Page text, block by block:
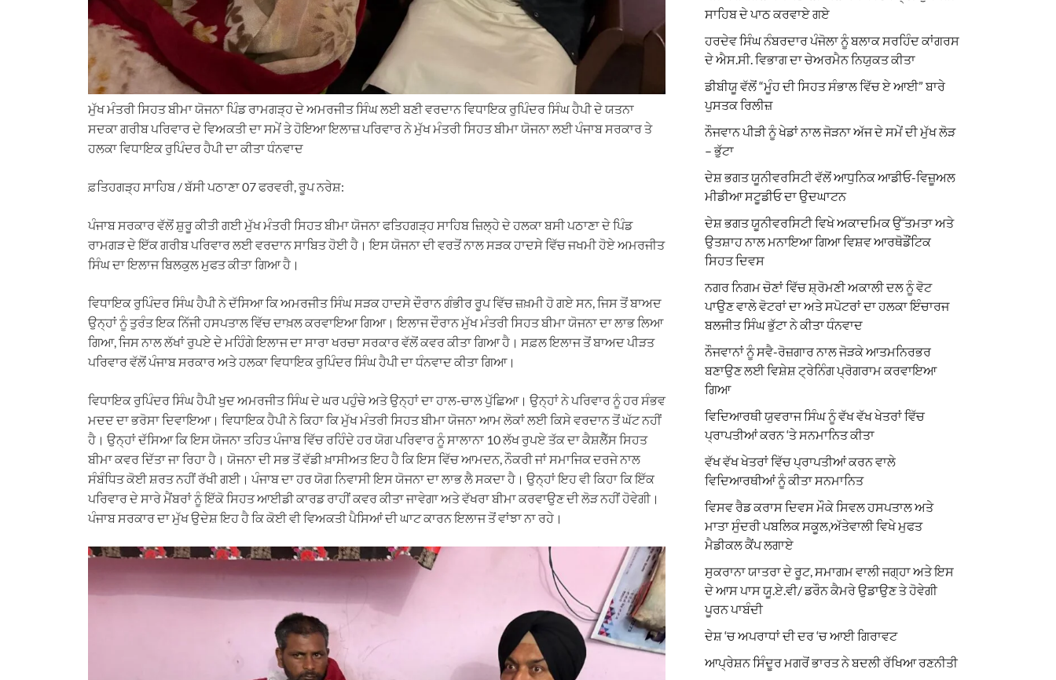
ਮੁੱਖ ਮੰਤਰੀ ਸਿਹਤ ਬੀਮਾ ਯੋਜਨਾ ਪਿੰਡ ਰਾਮਗੜ੍ਹ ਦੇ ਅਮਰਜੀਤ ਸਿੰਘ ਲਈ ਬਣੀ ਵਰਦਾਨ ਵਿਧਾਇਕ ਰੁਪਿੰਦਰ ਸਿੰਘ ਹੈਪੀ ਦੇ ਯਤਨਾ
ਸਦਕਾ ਗਰੀਬ ਪਰਿਵਾਰ ਦੇ ਵਿਅਕਤੀ ਦਾ ਸਮੇਂ ਤੇ ਹੋਇਆ ਇਲਾਜ਼ ਪਰਿਵਾਰ ਨੇ ਮੁੱਖ ਮੰਤਰੀ ਸਿਹਤ ਬੀਮਾ ਯੋਜਨਾ ਲਈ ਪੰਜਾਬ ਸਰਕਾਰ ਤੇ
ਹਲਕਾ ਵਿਧਾਇਕ ਰੁਪਿੰਦਰ ਹੈਪੀ ਦਾ ਕੀਤਾ ਧੰਨਵਾਦ
ਫ਼ਤਿਹਗੜ੍ਹ ਸਾਹਿਬ / ਬੱਸੀ ਪਠਾਣਾ 07 ਫਰਵਰੀ, ਰੂਪ ਨਰੇਸ਼:
ਪੰਜਾਬ ਸਰਕਾਰ ਵੱਲੋਂ ਸ਼ੁਰੂ ਕੀਤੀ ਗਈ ਮੁੱਖ ਮੰਤਰੀ ਸਿਹਤ ਬੀਮਾ ਯੋਜਨਾ ਫਤਿਹਗੜ੍ਹ ਸਾਹਿਬ ਜ਼ਿਲ੍ਹੇ ਦੇ ਹਲਕਾ ਬਸੀ ਪਠਾਣਾ ਦੇ ਪਿੰਡ
ਰਾਮਗੜ ਦੇ ਇੱਕ ਗਰੀਬ ਪਰਿਵਾਰ ਲਈ ਵਰਦਾਨ ਸਾਬਿਤ ਹੋਈ ਹੈ। ਇਸ ਯੋਜਨਾ ਦੀ ਵਰਤੋਂ ਨਾਲ ਸੜਕ ਹਾਦਸੇ ਵਿੱਚ ਜਖਮੀ ਹੋਏ ਅਮਰਜੀਤ
ਸਿੰਘ ਦਾ ਇਲਾਜ ਬਿਲਕੁਲ ਮੁਫਤ ਕੀਤਾ ਗਿਆ ਹੈ।
ਵਿਧਾਇਕ ਰੁਪਿੰਦਰ ਸਿੰਘ ਹੈਪੀ ਨੇ ਦੱਸਿਆ ਕਿ ਅਮਰਜੀਤ ਸਿੰਘ ਸੜਕ ਹਾਦਸੇ ਦੌਰਾਨ ਗੰਭੀਰ ਰੂਪ ਵਿੱਚ ਜ਼ਖ਼ਮੀ ਹੋ ਗਏ ਸਨ, ਜਿਸ ਤੋਂ ਬਾਅਦ
ਉਨ੍ਹਾਂ ਨੂੰ ਤੁਰੰਤ ਇਕ ਨਿੱਜੀ ਹਸਪਤਾਲ ਵਿੱਚ ਦਾਖ਼ਲ ਕਰਵਾਇਆ ਗਿਆ। ਇਲਾਜ ਦੌਰਾਨ ਮੁੱਖ ਮੰਤਰੀ ਸਿਹਤ ਬੀਮਾ ਯੋਜਨਾ ਦਾ ਲਾਭ ਲਿਆ
ਗਿਆ, ਜਿਸ ਨਾਲ ਲੱਖਾਂ ਰੁਪਏ ਦੇ ਮਹਿੰਗੇ ਇਲਾਜ ਦਾ ਸਾਰਾ ਖਰਚਾ ਸਰਕਾਰ ਵੱਲੋਂ ਕਵਰ ਕੀਤਾ ਗਿਆ ਹੈ। ਸਫ਼ਲ ਇਲਾਜ ਤੋਂ ਬਾਅਦ ਪੀੜਤ
ਪਰਿਵਾਰ ਵੱਲੋਂ ਪੰਜਾਬ ਸਰਕਾਰ ਅਤੇ ਹਲਕਾ ਵਿਧਾਇਕ ਰੁਪਿੰਦਰ ਸਿੰਘ ਹੈਪੀ ਦਾ ਧੰਨਵਾਦ ਕੀਤਾ ਗਿਆ।
ਵਿਧਾਇਕ ਰੁਪਿੰਦਰ ਸਿੰਘ ਹੈਪੀ ਖੁਦ ਅਮਰਜੀਤ ਸਿੰਘ ਦੇ ਘਰ ਪਹੁੰਚੇ ਅਤੇ ਉਨ੍ਹਾਂ ਦਾ ਹਾਲ-ਚਾਲ ਪੁੱਛਿਆ। ਉਨ੍ਹਾਂ ਨੇ ਪਰਿਵਾਰ ਨੂੰ ਹਰ ਸੰਭਵ
ਮਦਦ ਦਾ ਭਰੋਸਾ ਦਿਵਾਇਆ। ਵਿਧਾਇਕ ਹੈਪੀ ਨੇ ਕਿਹਾ ਕਿ ਮੁੱਖ ਮੰਤਰੀ ਸਿਹਤ ਬੀਮਾ ਯੋਜਨਾ ਆਮ ਲੋਕਾਂ ਲਈ ਕਿਸੇ ਵਰਦਾਨ ਤੋਂ ਘੱਟ ਨਹੀਂ
ਹੈ। ਉਨ੍ਹਾਂ ਦੱਸਿਆ ਕਿ ਇਸ ਯੋਜਨਾ ਤਹਿਤ ਪੰਜਾਬ ਵਿੱਚ ਰਹਿੰਦੇ ਹਰ ਯੋਗ ਪਰਿਵਾਰ ਨੂੰ ਸਾਲਾਨਾ 10 ਲੱਖ ਰੁਪਏ ਤੱਕ ਦਾ ਕੈਸ਼ਲੈੱਸ ਸਿਹਤ
ਬੀਮਾ ਕਵਰ ਦਿੱਤਾ ਜਾ ਰਿਹਾ ਹੈ। ਯੋਜਨਾ ਦੀ ਸਭ ਤੋਂ ਵੱਡੀ ਖ਼ਾਸੀਅਤ ਇਹ ਹੈ ਕਿ ਇਸ ਵਿੱਚ ਆਮਦਨ, ਨੌਕਰੀ ਜਾਂ ਸਮਾਜਿਕ ਦਰਜੇ ਨਾਲ
ਸੰਬੰਧਿਤ ਕੋਈ ਸ਼ਰਤ ਨਹੀਂ ਰੱਖੀ ਗਈ। ਪੰਜਾਬ ਦਾ ਹਰ ਯੋਗ ਨਿਵਾਸੀ ਇਸ ਯੋਜਨਾ ਦਾ ਲਾਭ ਲੈ ਸਕਦਾ ਹੈ। ਉਨ੍ਹਾਂ ਇਹ ਵੀ ਕਿਹਾ ਕਿ ਇੱਕ
ਪਰਿਵਾਰ ਦੇ ਸਾਰੇ ਮੈਂਬਰਾਂ ਨੂੰ ਇੱਕੋ ਸਿਹਤ ਆਈਡੀ ਕਾਰਡ ਰਾਹੀਂ ਕਵਰ ਕੀਤਾ ਜਾਵੇਗਾ ਅਤੇ ਵੱਖਰਾ ਬੀਮਾ ਕਰਵਾਉਣ ਦੀ ਲੋੜ ਨਹੀਂ ਹੋਵੇਗੀ।
ਪੰਜਾਬ ਸਰਕਾਰ ਦਾ ਮੁੱਖ ਉਦੇਸ਼ ਇਹ ਹੈ ਕਿ ਕੋਈ ਵੀ ਵਿਅਕਤੀ ਪੈਸਿਆਂ ਦੀ ਘਾਟ ਕਾਰਨ ਇਲਾਜ ਤੋਂ ਵਾਂਝਾ ਨਾ ਰਹੇ।
ਸਾਹਿਬ ਦੇ ਪਾਠ ਕਰਵਾਏ ਗਏ
ਹਰਦੇਵ ਸਿੰਘ ਨੰਬਰਦਾਰ ਪੰਜੋਲਾ ਨੂੰ ਬਲਾਕ ਸਰਹਿੰਦ ਕਾਂਗਰਸ
ਦੇ ਐਸ.ਸੀ. ਵਿਭਾਗ ਦਾ ਚੇਅਰਮੈਨ ਨਿਯੁਕਤ ਕੀਤਾ
ਡੀਬੀਯੂ ਵੱਲੋਂ “ਮੂੰਹ ਦੀ ਸਿਹਤ ਸੰਭਾਲ ਵਿੱਚ ਏ ਆਈ” ਬਾਰੇ
ਪੁਸਤਕ ਰਿਲੀਜ਼
ਨੌਜਵਾਨ ਪੀੜੀ ਨੂੰ ਖੇਡਾਂ ਨਾਲ ਜੋੜਨਾ ਅੱਜ ਦੇ ਸਮੇਂ ਦੀ ਮੁੱਖ ਲੋੜ
– ਭੁੱਟਾ
ਦੇਸ਼ ਭਗਤ ਯੂਨੀਵਰਸਿਟੀ ਵੱਲੋਂ ਆਧੁਨਿਕ ਆਡੀਓ-ਵਿਜ਼ੂਅਲ
ਮੀਡੀਆ ਸਟੂਡੀਓ ਦਾ ਉਦਘਾਟਨ
ਦੇਸ਼ ਭਗਤ ਯੂਨੀਵਰਸਿਟੀ ਵਿਖੇ ਅਕਾਦਮਿਕ ਉੱਤਮਤਾ ਅਤੇ
ਉਤਸ਼ਾਹ ਨਾਲ ਮਨਾਇਆ ਗਿਆ ਵਿਸ਼ਵ ਆਰਥੋਡੌਂਟਿਕ
ਸਿਹਤ ਦਿਵਸ
ਨਗਰ ਨਿਗਮ ਚੋਣਾਂ ਵਿੱਚ ਸ਼੍ਰੋਮਣੀ ਅਕਾਲੀ ਦਲ ਨੂੰ ਵੋਟ
ਪਾਉਣ ਵਾਲੇ ਵੋਟਰਾਂ ਦਾ ਅਤੇ ਸਪੋਟਰਾਂ ਦਾ ਹਲਕਾ ਇੰਚਾਰਜ
ਬਲਜੀਤ ਸਿੰਘ ਭੁੱਟਾ ਨੇ ਕੀਤਾ ਧੰਨਵਾਦ
ਨੌਜਵਾਨਾਂ ਨੂੰ ਸਵੈ-ਰੋਜ਼ਗਾਰ ਨਾਲ ਜੋੜਕੇ ਆਤਮਨਿਰਭਰ
ਬਣਾਉਣ ਲਈ ਵਿਸ਼ੇਸ਼ ਟ੍ਰੇਨਿੰਗ ਪ੍ਰੋਗਰਾਮ ਕਰਵਾਇਆ
ਗਿਆ
ਵਿਦਿਆਰਥੀ ਯੁਵਰਾਜ ਸਿੰਘ ਨੂੰ ਵੱਖ ਵੱਖ ਖੇਤਰਾਂ ਵਿੱਚ
ਪ੍ਰਾਪਤੀਆਂ ਕਰਨ ‘ਤੇ ਸਨਮਾਨਿਤ ਕੀਤਾ
ਵੱਖ ਵੱਖ ਖੇਤਰਾਂ ਵਿੱਚ ਪ੍ਰਾਪਤੀਆਂ ਕਰਨ ਵਾਲੇ
ਵਿਦਿਆਰਥੀਆਂ ਨੂੰ ਕੀਤਾ ਸਨਮਾਨਿਤ
ਵਿਸਵ ਰੈਡ ਕਰਾਸ ਦਿਵਸ ਮੌਕੇ ਸਿਵਲ ਹਸਪਤਾਲ ਅਤੇ
ਮਾਤਾ ਸੁੰਦਰੀ ਪਬਲਿਕ ਸਕੂਲ,ਅੱਤੇਵਾਲੀ ਵਿਖੇ ਮੁਫਤ
ਮੈਡੀਕਲ ਕੈਂਪ ਲਗਾਏ
ਸੁਕਰਾਨਾ ਯਾਤਰਾ ਦੇ ਰੂਟ, ਸਮਾਗਮ ਵਾਲੀ ਜਗ੍ਹਾ ਅਤੇ ਇਸ
ਦੇ ਆਸ ਪਾਸ ਯੂ.ਏ.ਵੀ/ ਡਰੌਨ ਕੈਮਰੇ ਉਡਾਉਣ ਤੇ ਹੋਵੇਗੀ
ਪੂਰਨ ਪਾਬੰਦੀ
ਦੇਸ਼ ‘ਚ ਅਪਰਾਧਾਂ ਦੀ ਦਰ ‘ਚ ਆਈ ਗਿਰਾਵਟ
ਆਪ੍ਰੇਸ਼ਨ ਸਿੰਦੂਰ ਮਗਰੋਂ ਭਾਰਤ ਨੇ ਬਦਲੀ ਰੱਖਿਆ ਰਣਨੀਤੀ